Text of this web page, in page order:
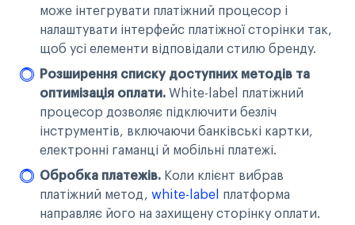
може інтегрувати платіжний процесор і
налаштувати інтерфейс платіжної сторінки так,
щоб усі елементи відповідали стилю бренду.
Розширення списку доступних методів та
оптимізація оплати. White-label платіжний
процесор дозволяє підключити безліч
інструментів, включаючи банківські картки,
електронні гаманці й мобільні платежі.
Обробка платежів. Коли клієнт вибрав
платіжний метод, white-label
платформа
направляє його на захищену сторінку оплати.